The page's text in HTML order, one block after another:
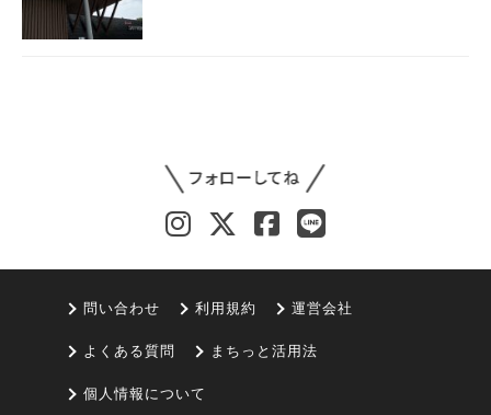
問い合わせ 利用規約 運営会社
よくある質問 まちっと活用法
個人情報について